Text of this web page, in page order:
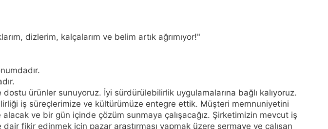
dizlerim, kalçalarım ve belim artık ağrımıyor!"
ürünler sunuyoruz. İyi sürdürülebilirlik uygulamalarına bağlı kalıyoruz.
iş süreçlerimize ve kültürümüze entegre ettik. Müşteri memnuniyetini
ve bir gün içinde çözüm sunmaya çalışacağız. Şirketimizin mevcut iş
fikir edinmek için pazar araştırması yapmak üzere sermaye ve çalışan